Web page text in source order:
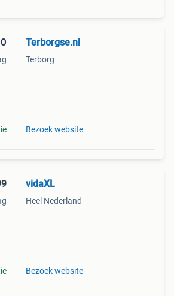
Terborgse.nl
Terborg
Bezoek website
vidaXL
Heel Nederland
Bezoek website